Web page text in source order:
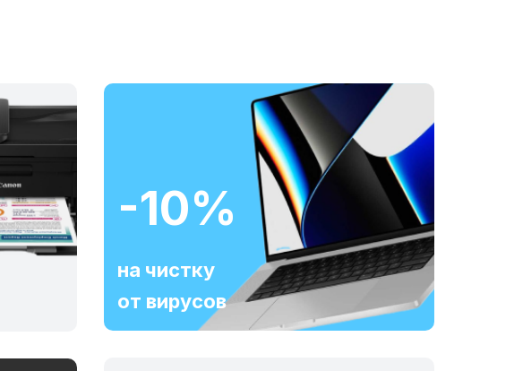
-10%
на чистку
от вирусов